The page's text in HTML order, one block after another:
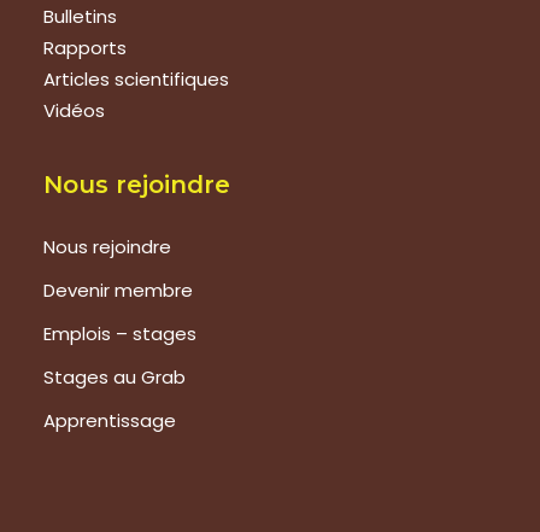
Bulletins
Rapports
Articles scientifiques
Vidéos
Nous rejoindre
Nous rejoindre
Devenir membre
Emplois – stages
Stages au Grab
Apprentissage